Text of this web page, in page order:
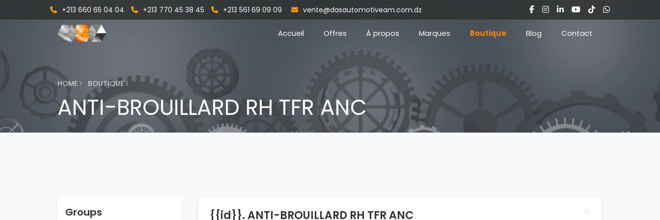
+213 660 65 04 04 +213 770 45 38 45 +213 561 69 09 09 vente@dasautomotiveam.com.dz
Accueil Offres À propos Marques Boutique Blog Contact
HOME BOUTIQUE
ANTI-BROUILLARD RH TFR ANC
Groups {{id}}. ANTI-BROUILLARD RH TFR ANC